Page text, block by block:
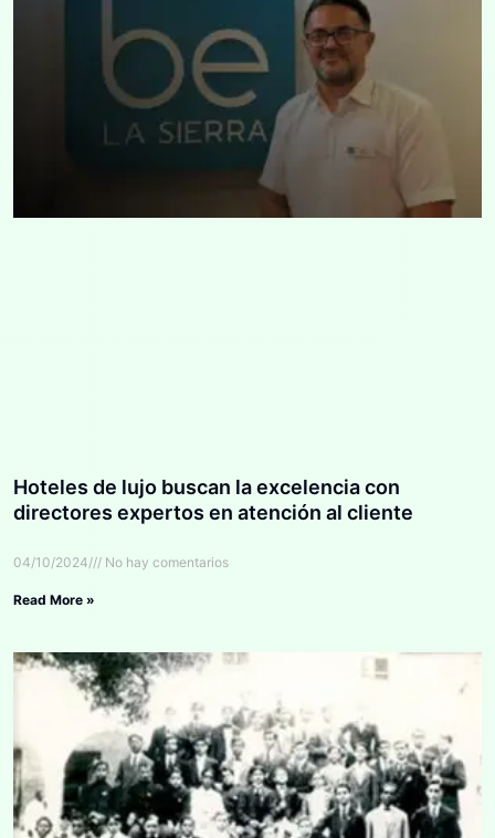
Hoteles de lujo buscan la excelencia con
directores expertos en atención al cliente
04/10/2024 No hay comentarios
Read More »